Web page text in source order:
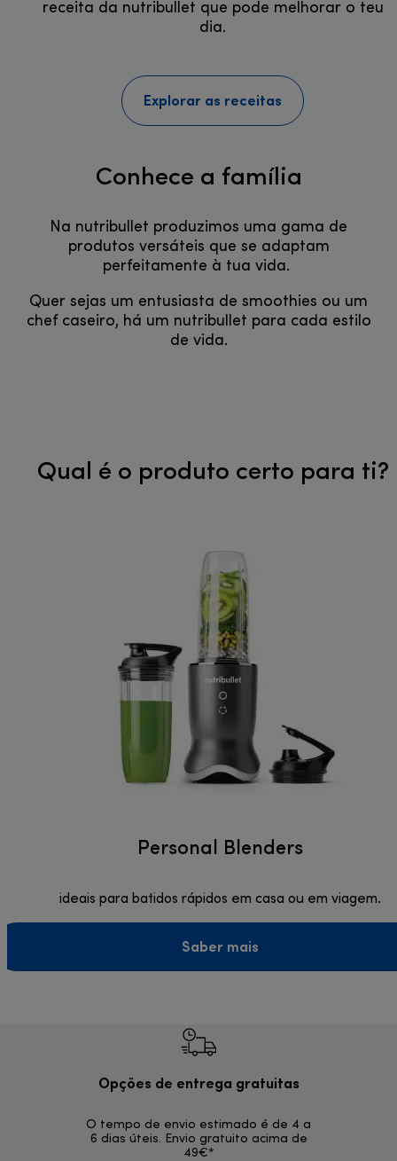
receita da nutribullet que pode melhorar o teu
dia.
Explorar as receitas
Conhece a família
Na nutribullet produzimos uma gama de
produtos versáteis que se adaptam
perfeitamente à tua vida.
Quer sejas um entusiasta de smoothies ou um
chef caseiro, há um nutribullet para cada estilo
de vida.
Qual é o produto certo para ti?
Personal Blenders
ideais para batidos rápidos em casa ou em viagem.
Saber mais
Opções de entrega gratuitas
O tempo de envio estimado é de 4 a
6 dias úteis. Envio gratuito acima de
49€*